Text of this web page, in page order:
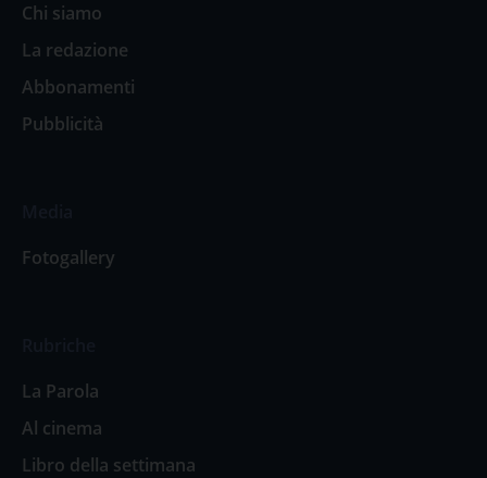
Chi siamo
La redazione
Abbonamenti
Pubblicità
Fotogallery
La Parola
Al cinema
Libro della settimana